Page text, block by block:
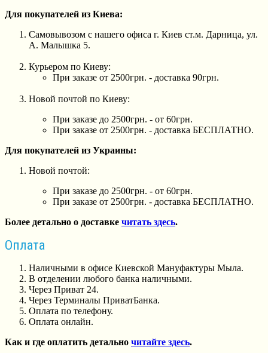
Для покупателей из Киева:
Самовывозом с нашего офиса г. Киев ст.м. Дарница, ул.
А. Малышка 5.
Курьером по Киеву:
При заказе от 2500грн. - доставка 90грн.
Новой почтой по Киеву:
При заказе до 2500грн. - от 60грн.
При заказе от 2500грн. - доставка БЕСПЛАТНО.
Для покупателей из Украины:
Новой почтой:
При заказе до 2500грн. - от 60грн.
При заказе от 2500грн. - доставка БЕСПЛАТНО.
Более детально о доставке читать здесь.
Оплата
Наличными в офисе Киевской Мануфактуры Мыла.
В отделении любого банка наличными.
Через Приват 24.
Через Терминалы ПриватБанка.
Оплата по телефону.
Оплата онлайн.
Как и где оплатить детально читайте здесь.